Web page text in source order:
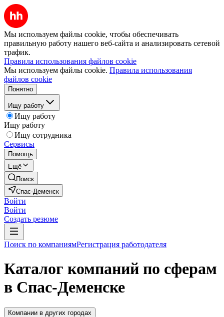
Мы используем файлы cookie, чтобы обеспечивать
правильную работу нашего веб-сайта и анализировать сетевой
трафик.
Правила использования файлов cookie
Мы используем файлы cookie. Правила использования
файлов cookie
Понятно
Ищу работу
Ищу работу
Ищу работу
Ищу сотрудника
Сервисы
Помощь
Ещё
Поиск
Спас-Деменск
Войти
Войти
Создать резюме
Поиск по компаниямРегистрация работодателя
Каталог компаний по сферам
в Спас-Деменске
Компании в других городах